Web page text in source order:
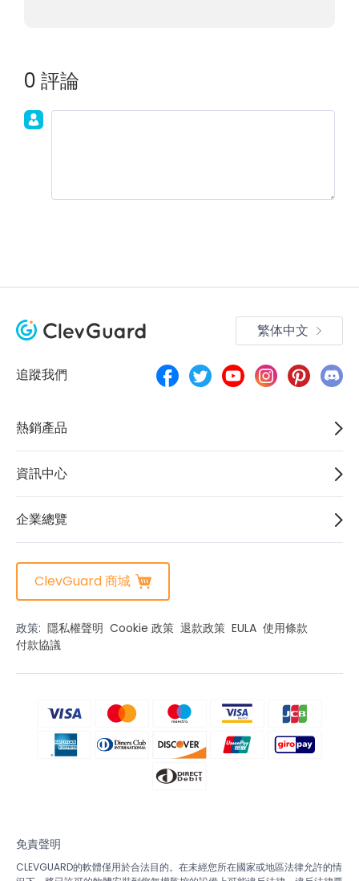
0 評論
追蹤我們
繁体中文
熱銷產品
資訊中心
企業總覽
ClevGuard 商城
政策: 隱私權聲明 Cookie 政策 退款政策 EULA 使用條款
付款協議
免責聲明
CLEVGUARD的軟體僅用於合法目的。在未經您所在國家或地區法律允許的情